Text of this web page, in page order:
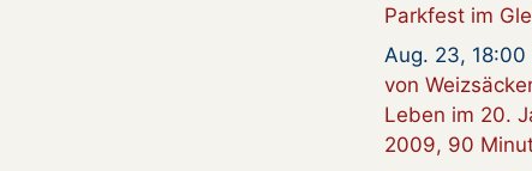
Parkfest im
Aug. 23, 18:00
von
Leben im 20.
2009, 90